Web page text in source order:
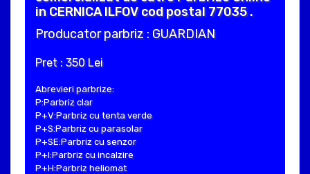
in CERNICA ILFOV cod postal 77035 .
Producator parbriz : GUARDIAN
Pret : 350 Lei
Abrevieri parbrize:
P:Parbriz clar
P+V:Parbriz cu tenta verde
P+S:Parbriz cu parasolar
P+SE:Parbriz cu senzor
P+I:Parbriz cu incalzire
P+H:Parbriz heliomat